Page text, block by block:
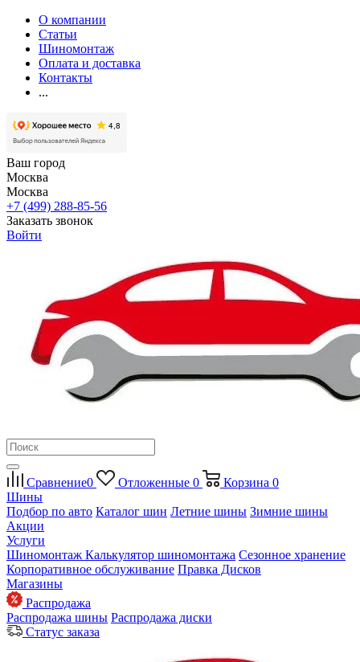
О компании
Статьи
Шиномонтаж
Оплата и доставка
Контакты
...
Ваш город
Москва
Москва
+7 (499) 288-85-56
Заказать звонок
Войти
Сравнение0 Отложенные 0 Корзина 0
Шины
Подбор по авто Каталог шин Летние шины Зимние шины
Акции
Услуги
Шиномонтаж Калькулятор шиномонтажа Сезонное хранение
Корпоративное обслуживание Правка Дисков
Магазины
Распродажа
Распродажа шины Распродажа диски
Статус заказа